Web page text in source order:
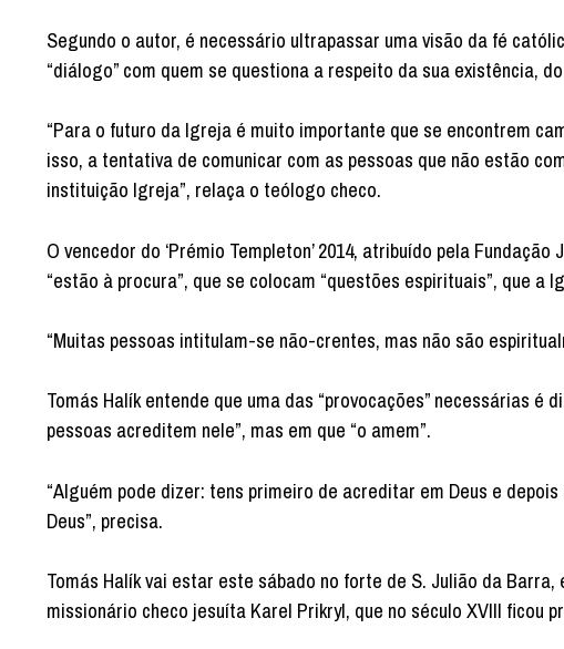
Segundo o autor, é necessário ultrapassar uma visão da fé
“diálogo” com quem se questiona a respeito da sua existência,
“Para o futuro da Igreja é muito importante que se encontrem
isso, a tentativa de comunicar com as pessoas que não estão
instituição Igreja”, relaça o teólogo checo.
O vencedor do ‘Prémio Templeton’ 2014, atribuído pela
“estão à procura”, que se colocam “questões espirituais”, que a
“Muitas pessoas intitulam-se não-crentes, mas não são
Tomás Halík entende que uma das “provocações” necessárias é
pessoas acreditem nele”, mas em que “o amem”.
“Alguém pode dizer: tens primeiro de acreditar em Deus e
Deus”, precisa.
Tomás Halík vai estar este sábado no forte de S. Julião da
missionário checo jesuíta Karel Prikryl, que no século XVIII ficou